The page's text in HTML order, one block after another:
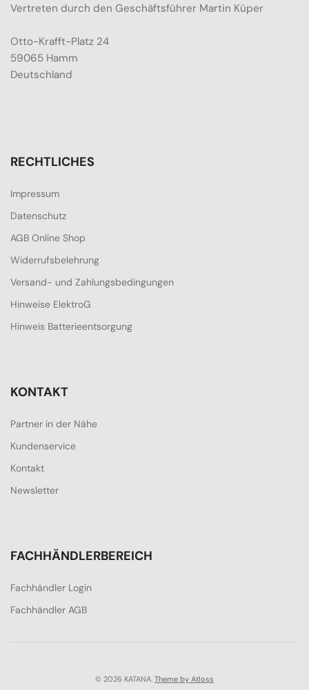
Vertreten durch den Geschäftsführer Martin Küper
Otto-Krafft-Platz 24
59065 Hamm
Deutschland
RECHTLICHES
Impressum
Datenschutz
AGB Online Shop
Widerrufsbelehrung
Versand- und Zahlungsbedingungen
Hinweise ElektroG
Hinweis Batterieentsorgung
KONTAKT
Partner in der Nähe
Kundenservice
Kontakt
Newsletter
FACHHÄNDLERBEREICH
Fachhändler Login
Fachhändler AGB
© 2026 KATANA. Theme by Atloss